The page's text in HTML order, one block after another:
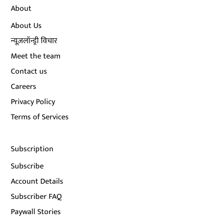
About
About Us
न्यूज़लॉन्ड्री विचार
Meet the team
Contact us
Careers
Privacy Policy
Terms of Services
Subscription
Subscribe
Account Details
Subscriber FAQ
Paywall Stories